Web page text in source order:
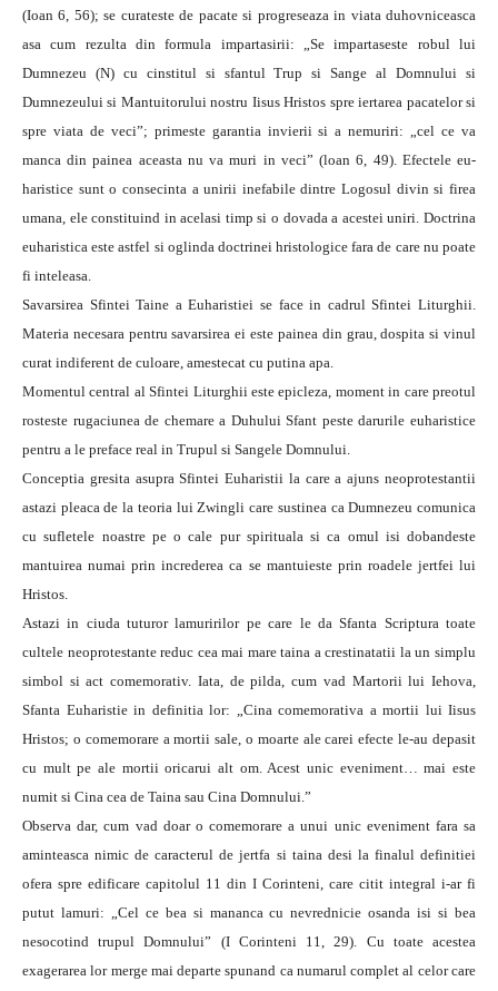
(Ioan 6, 56); se curateste de pacate si progreseaza in viata duhovniceasca
asa cum rezulta din formula impartasirii: „Se impartaseste robul lui
Dumnezeu (N) cu cinstitul si sfantul Trup si Sange al Domnului si
Dumnezeului si Mantuitorului nostru Iisus Hristos spre iertarea pacatelor si
spre viata de veci”; primeste garantia invierii si a nemuriri: „cel ce va
manca din painea aceasta nu va muri in veci” (loan 6, 49). Efectele eu-
haristice sunt o consecinta a unirii inefabile dintre Logosul divin si firea
umana, ele constituind in acelasi timp si o dovada a acestei uniri. Doctrina
euharistica este astfel si oglinda doctrinei hristologice fara de care nu poate
fi inteleasa.
Savarsirea Sfintei Taine a Euharistiei se face in cadrul Sfintei Liturghii.
Materia necesara pentru savarsirea ei este painea din grau, dospita si vinul
curat indiferent de culoare, amestecat cu putina apa.
Momentul central al Sfintei Liturghii este epicleza, moment in care preotul
rosteste rugaciunea de chemare a Duhului Sfant peste darurile euharistice
pentru a le preface real in Trupul si Sangele Domnului.
Conceptia gresita asupra Sfintei Euharistii la care a ajuns neoprotestantii
astazi pleaca de la teoria lui Zwingli care sustinea ca Dumnezeu comunica
cu sufletele noastre pe o cale pur spirituala si ca omul isi dobandeste
mantuirea numai prin increderea ca se mantuieste prin roadele jertfei lui
Hristos.
Astazi in ciuda tuturor lamuririlor pe care le da Sfanta Scriptura toate
cultele neoprotestante reduc cea mai mare taina a crestinatatii la un simplu
simbol si act comemorativ. Iata, de pilda, cum vad Martorii lui Iehova,
Sfanta Euharistie in definitia lor: „Cina comemorativa a mortii lui Iisus
Hristos; o comemorare a mortii sale, o moarte ale carei efecte le-au depasit
cu mult pe ale mortii oricarui alt om. Acest unic eveniment… mai este
numit si Cina cea de Taina sau Cina Domnului.”
Observa dar, cum vad doar o comemorare a unui unic eveniment fara sa
aminteasca nimic de caracterul de jertfa si taina desi la finalul definitiei
ofera spre edificare capitolul 11 din I Corinteni, care citit integral i-ar fi
putut lamuri: „Cel ce bea si mananca cu nevrednicie osanda isi si bea
nesocotind trupul Domnului” (I Corinteni 11, 29). Cu toate acestea
exagerarea lor merge mai departe spunand ca numarul complet al celor care